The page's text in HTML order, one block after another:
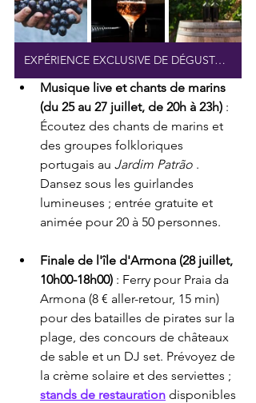
EXPÉRIENCE EXCLUSIVE DE DÉGUSTATION DE VINS
Musique live et chants de marins
(du 25 au 27 juillet, de 20h à 23h) :
Écoutez des chants de marins et
des groupes folkloriques
portugais au Jardim Patrão .
Dansez sous les guirlandes
lumineuses ; entrée gratuite et
animée pour 20 à 50 personnes.
Finale de l'île d'Armona (28 juillet,
10h00-18h00) : Ferry pour Praia da
Armona (8 € aller-retour, 15 min)
pour des batailles de pirates sur la
plage, des concours de châteaux
de sable et un DJ set. Prévoyez de
la crème solaire et des serviettes ;
stands de restauration disponibles